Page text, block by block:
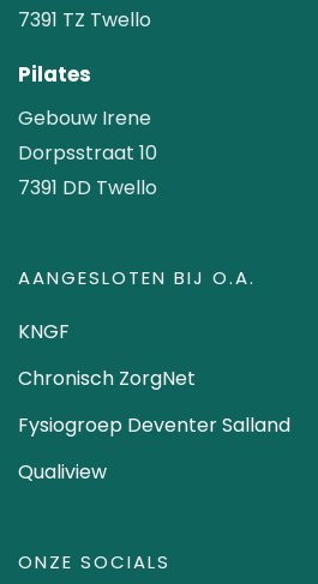
7391 TZ Twello
Pilates
Gebouw Irene
Dorpsstraat 10
7391 DD Twello
AANGESLOTEN BIJ O.A.
KNGF
Chronisch ZorgNet
Fysiogroep Deventer Salland
Qualiview
ONZE SOCIALS